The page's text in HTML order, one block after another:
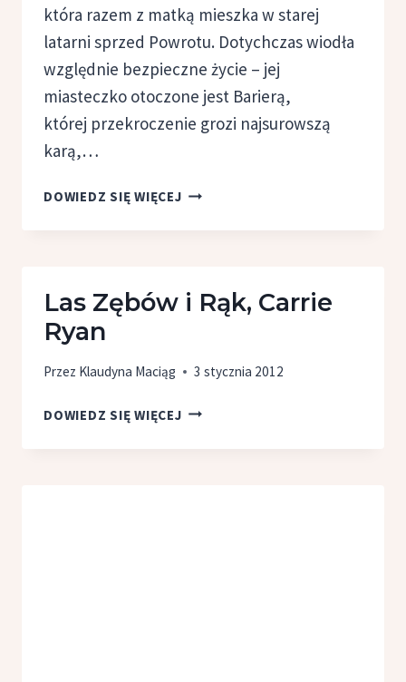
która razem z matką mieszka w starej
latarni sprzed Powrotu. Dotychczas wiodła
względnie bezpieczne życie – jej
miasteczko otoczone jest Barierą,
której przekroczenie grozi najsurowszą
karą,…
DOWIEDZ SIĘ WIĘCEJŚMIERCIONOŚNE
Las Zębów i Rąk, Carrie
Ryan
Przez Klaudyna Maciąg 3 stycznia 2012
DOWIEDZ SIĘ WIĘCEJLAS